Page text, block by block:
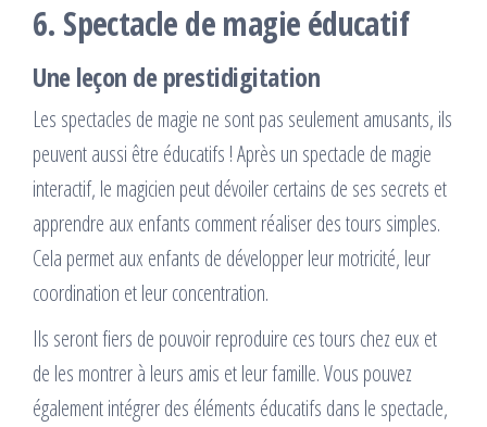
6. Spectacle de magie éducatif
Une leçon de prestidigitation
Les spectacles de magie ne sont pas seulement amusants, ils
peuvent aussi être éducatifs ! Après un spectacle de magie
interactif, le magicien peut dévoiler certains de ses secrets et
apprendre aux enfants comment réaliser des tours simples.
Cela permet aux enfants de développer leur motricité, leur
coordination et leur concentration.
Ils seront fiers de pouvoir reproduire ces tours chez eux et
de les montrer à leurs amis et leur famille. Vous pouvez
également intégrer des éléments éducatifs dans le spectacle,